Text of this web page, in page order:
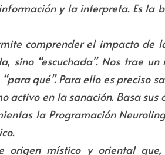
y la interpreta. Es la
comprender el impacto de
sino “escuchada”. Nos trae un
qué”. Para ello es preciso
activo en la sanación. Basa sus
la Programación
místico y oriental que,